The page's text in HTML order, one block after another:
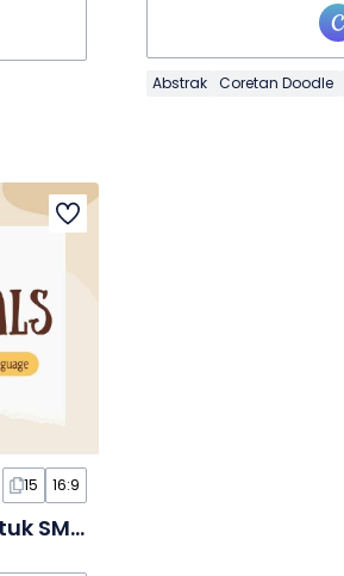
Abstrak Coretan Doodle
15 16:9
Kata Transisi dan Unsur Cerita untuk SMP dalam Slide